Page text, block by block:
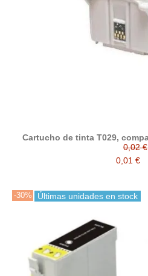
Cartucho de tinta T029,
0,02 €
0,01 €
-30% Últimas unidades en stock